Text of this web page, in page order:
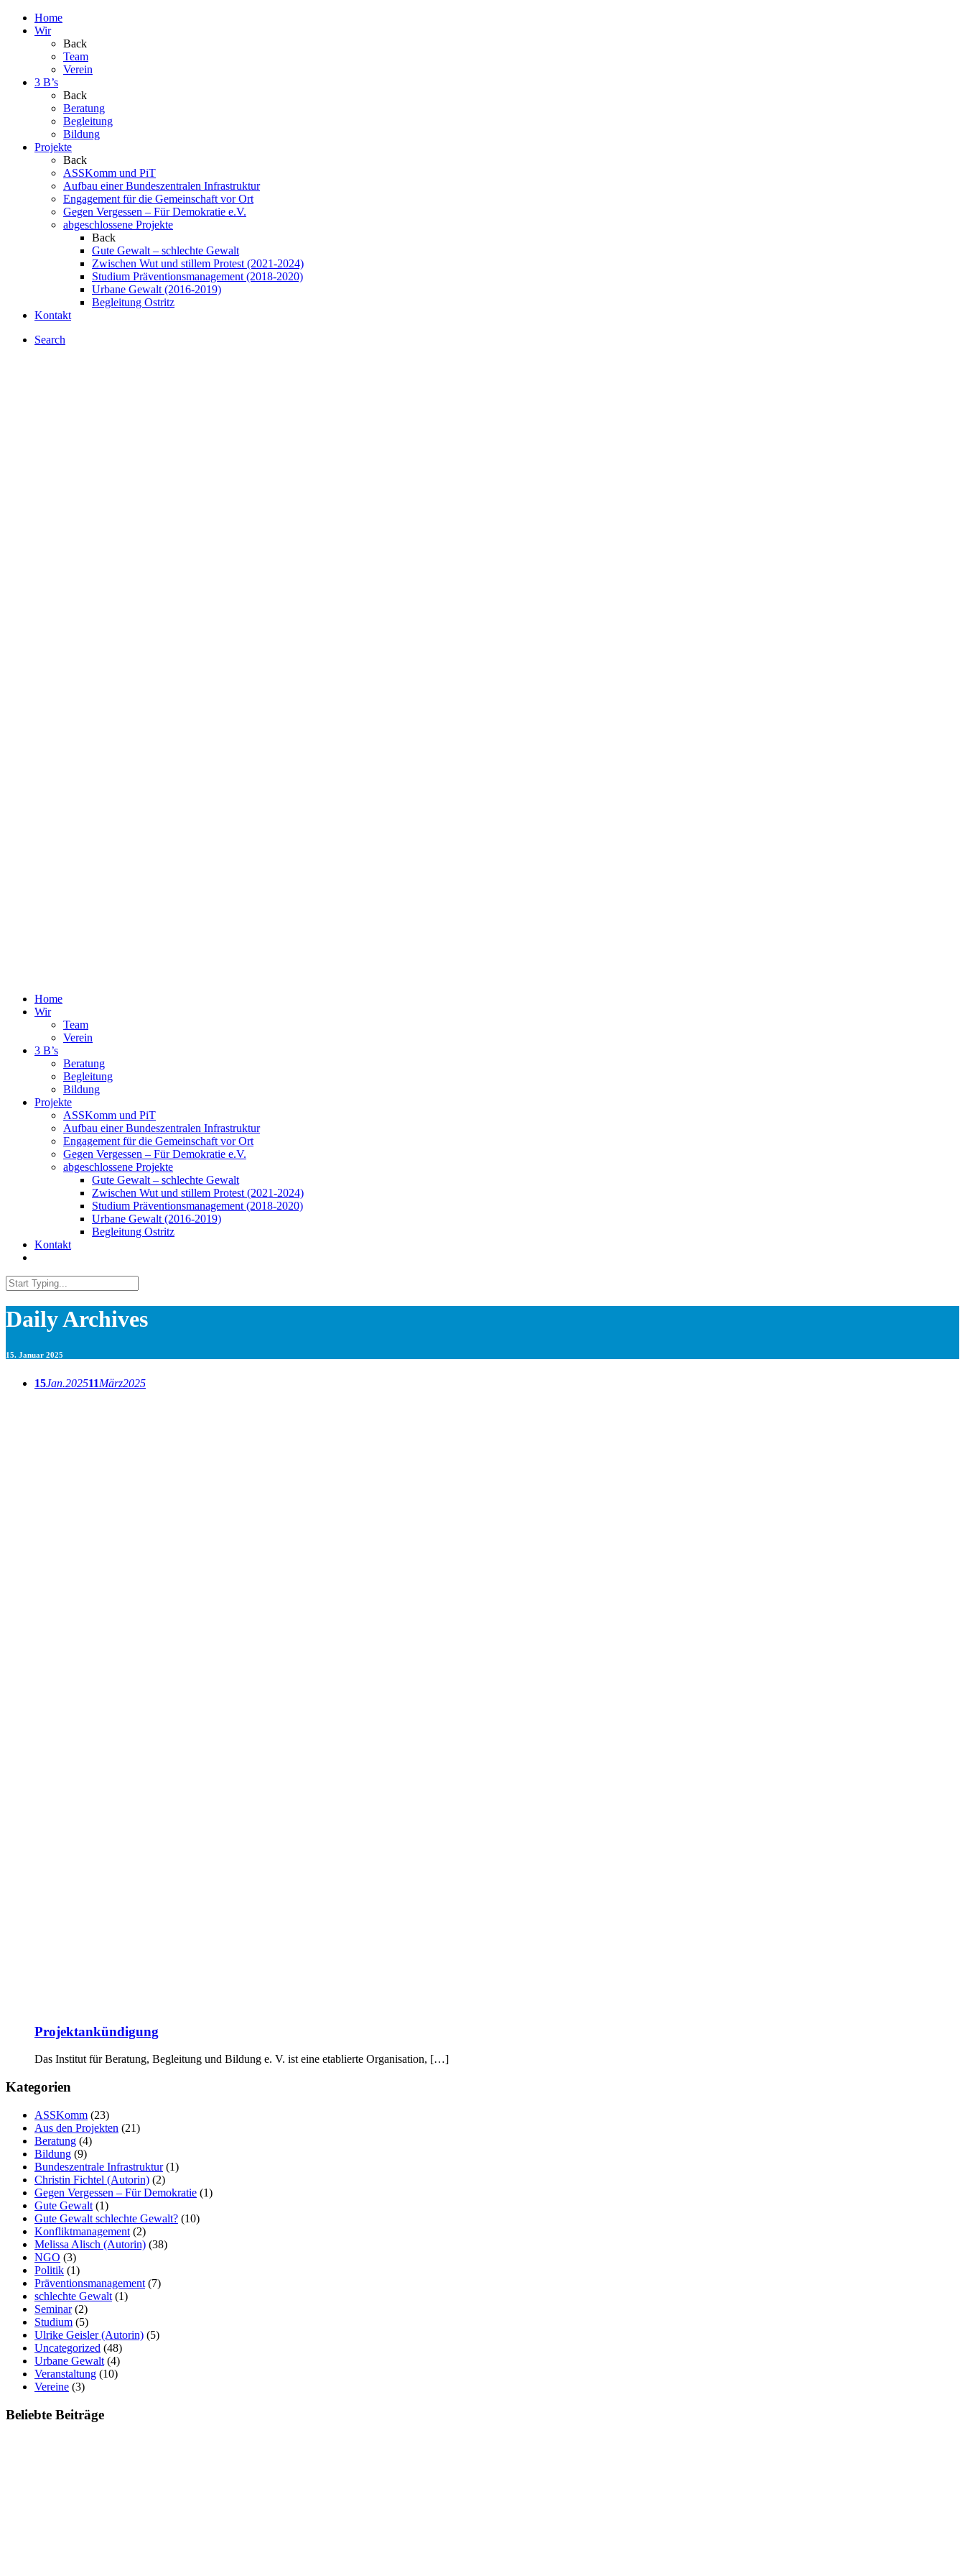
Home
Wir
Back
Team
Verein
3 B’s
Back
Beratung
Begleitung
Bildung
Projekte
Back
ASSKomm und PiT
Aufbau einer Bundeszentralen Infrastruktur
Engagement für die Gemeinschaft vor Ort
Gegen Vergessen – Für Demokratie e.V.
abgeschlossene Projekte
Back
Gute Gewalt – schlechte Gewalt
Zwischen Wut und stillem Protest (2021-2024)
Studium Präventionsmanagement (2018-2020)
Urbane Gewalt (2016-2019)
Begleitung Ostritz
Kontakt
Search
Home
Wir
Team
Verein
3 B’s
Beratung
Begleitung
Bildung
Projekte
ASSKomm und PiT
Aufbau einer Bundeszentralen Infrastruktur
Engagement für die Gemeinschaft vor Ort
Gegen Vergessen – Für Demokratie e.V.
abgeschlossene Projekte
Gute Gewalt – schlechte Gewalt
Zwischen Wut und stillem Protest (2021-2024)
Studium Präventionsmanagement (2018-2020)
Urbane Gewalt (2016-2019)
Begleitung Ostritz
Kontakt
Daily Archives
15. Januar 2025
15Jan.202511März2025
Projektankündigung
Das Institut für Beratung, Begleitung und Bildung e. V. ist eine etablierte Organisation, […]
Kategorien
ASSKomm (23)
Aus den Projekten (21)
Beratung (4)
Bildung (9)
Bundeszentrale Infrastruktur(1)
Christin Fichtel (Autorin) (2)
Gegen Vergessen – Für Demokratie (1)
Gute Gewalt (1)
Gute Gewalt schlechte Gewalt? (10)
Konfliktmanagement (2)
Melissa Alisch (Autorin) (38)
NGO (3)
Politik (1)
Präventionsmanagement (7)
schlechte Gewalt (1)
Seminar(2)
Studium (5)
Ulrike Geisler (Autorin) (5)
Uncategorized (48)
Urbane Gewalt (4)
Veranstaltung (10)
Vereine (3)
Beliebte Beiträge